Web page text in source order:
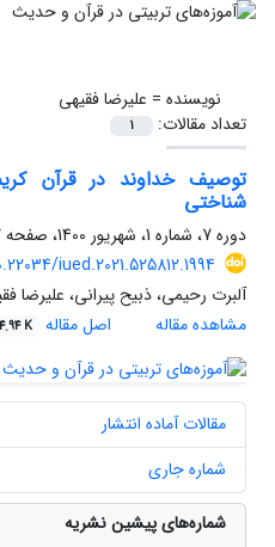
نویسنده = علیرضا فقیهی
تعداد مقالات:
1
توصیف خداوند در قرآن
شناختی
دوره 7، شماره 1، شهریور 1400، صفحه
iued.2021.525812.1994
آلبرت رحیمی، ذبیح پیرانی، علیرضا
مشاهده مقاله
اصل مقاله K
مقالات آماده انتشار
شماره جاری
شماره‌های پیشین نشریه